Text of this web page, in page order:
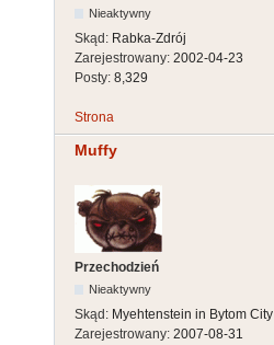
Nieaktywny
Skąd: Rabka-Zdrój
Zarejestrowany: 2002-04-23
Posty: 8,329
Strona
Muffy
Przechodzień
Nieaktywny
Skąd: Myehtenstein in Bytom City
Zarejestrowany: 2007-08-31